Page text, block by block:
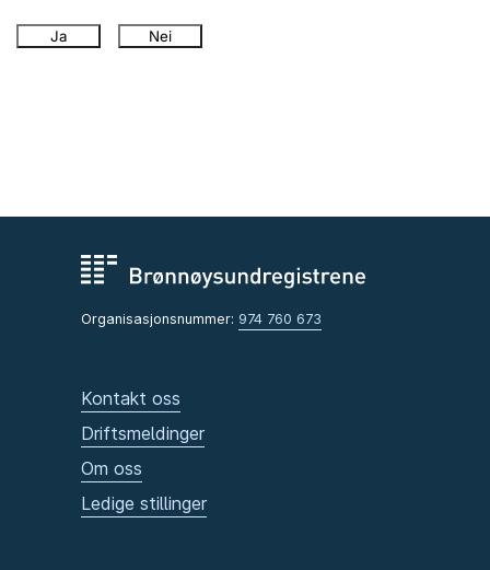
Ja Nei
Organisasjonsnummer: 974 760 673
Kontakt oss
Driftsmeldinger
Om oss
Ledige stillinger